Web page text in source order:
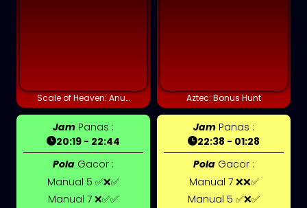
Scale of Heaven: Anubis
Jam Panas :
20:19 - 22:44
Pola Gacor :
Manual 5 ✅❌✅
Manual 7 ❌✅✅
Aztec: Bonus Hunt
Jam Panas :
22:38 - 01:28
Pola Gacor :
Manual 7 ❌❌✅
Manual 5 ✅❌✅